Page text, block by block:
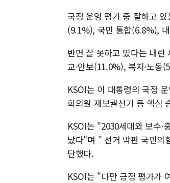
국정 운영 평가 중 잘하고
(9.1%), 국민 통합(6.8%),
반면 잘 못하고 있다는 내
교·안보(11.0%), 복지·노동
KSOI는 이 대통령의 국정
회의원 재보궐선거 등 핵심
KSOI는 "2030세대와 보수·
났다"며 " 선거 막판 국민의
단했다.
KSOI는 "다만 긍정 평가가